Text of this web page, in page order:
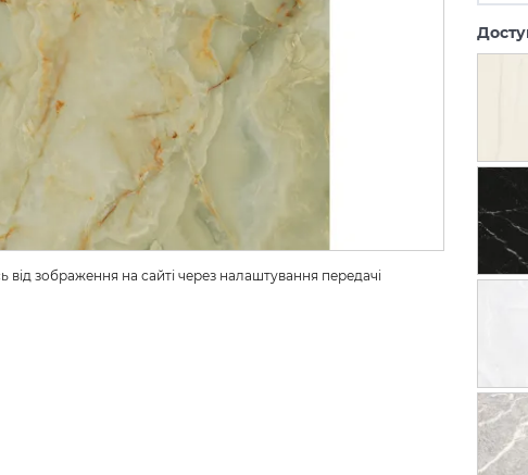
від зображення на сайті через налаштування передачі